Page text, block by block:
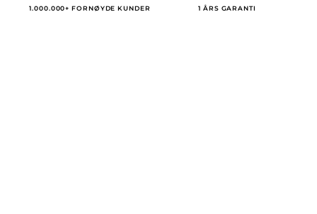
1.000.000+ FORNØYDE KUNDER 1 ÅRS GARANTI